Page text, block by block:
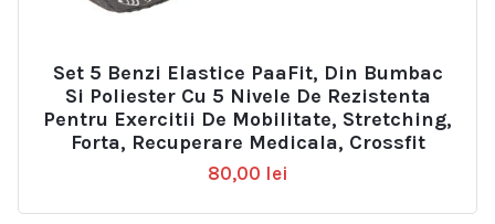
Set 5 Benzi Elastice PaaFit, Din Bumbac
Si Poliester Cu 5 Nivele De Rezistenta
Pentru Exercitii De Mobilitate, Stretching,
Forta, Recuperare Medicala, Crossfit
80,00 lei